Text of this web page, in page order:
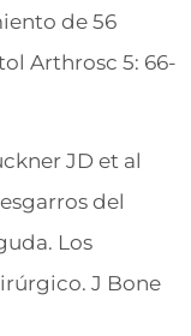
de 56
Arthrosc 5: 66-
JD et al
del
Los
J Bone